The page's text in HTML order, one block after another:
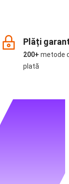
Plăți
200+ metode
plată